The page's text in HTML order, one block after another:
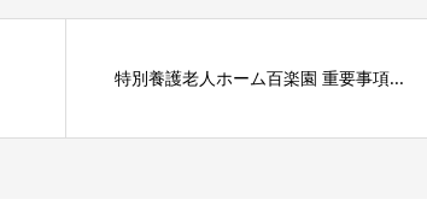
特別養護老人ホーム百楽園 重要事項...